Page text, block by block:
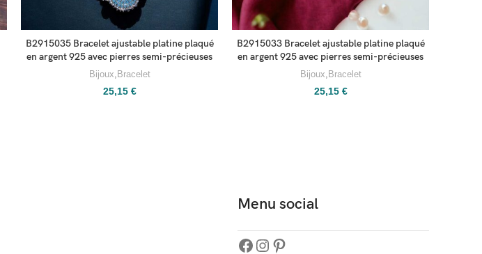
B2915035 Bracelet ajustable platine plaqué
en argent 925 avec pierres semi-précieuses
Bijoux, Bracelet
25,15 €
B2915033 Bracelet ajustable platine plaqué
en argent 925 avec pierres semi-précieuses
Bijoux, Bracelet
25,15 €
Menu social